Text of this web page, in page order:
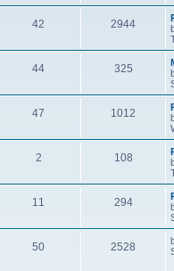
42 2944
44 325
47 1012
2 108
11 294
50 2528